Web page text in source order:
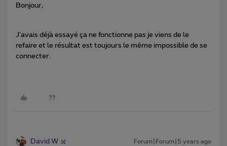
Bonjour,
J'avais déjà essayé ça ne fonctionne pas je viens de le
refaire et le résultat est toujours le même impossible de se
connecter.
David W Forum|Forum|5 years ago